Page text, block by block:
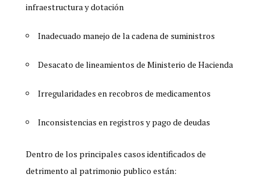
infraestructura y dotación
Inadecuado manejo de la cadena de suministros
Desacato de lineamientos de Ministerio de Hacienda
Irregularidades en recobros de medicamentos
Inconsistencias en registros y pago de deudas
Dentro de los principales casos identificados de
detrimento al patrimonio publico están: